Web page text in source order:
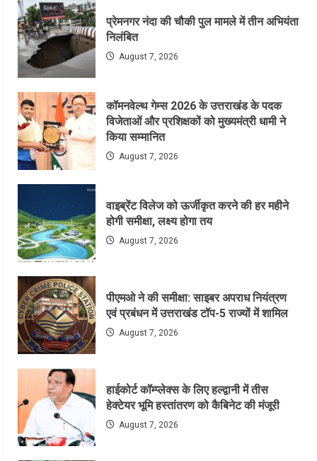
प्रेमनगर नंदा की चौकी पुल मामले में तीन अभियंता
निलंबित
August 7, 2026
कॉमनवेल्थ गेम्स 2026 के उत्तराखंड के पदक
विजेताओं और प्रशिक्षकों को मुख्यमंत्री धामी ने
किया सम्मानित
August 7, 2026
वाइब्रेंट विलेज को ऊर्जीकृत करने की हर महीने
होगी समीक्षा, लक्ष्य होगा तय
August 7, 2026
पीएमओ ने की समीक्षा: साइबर अपराध नियंत्रण
एवं प्रबंधन में उत्तराखंड टॉप-5 राज्यों में शामिल
August 7, 2026
हाईकोर्ट कॉम्प्लेक्स के लिए हल्द्वानी में तीस
हेक्टेयर भूमि हस्तांतरण को कैबिनेट की मंजूरी
August 7, 2026